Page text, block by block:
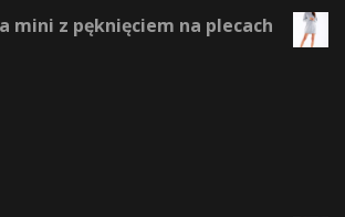
mini z pęknięciem na plecach